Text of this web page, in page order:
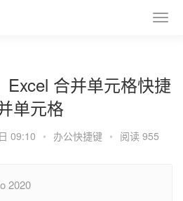
Excel 合并单元格快捷
单元格
09:10 • 办公快捷键 • 阅读 955
2020